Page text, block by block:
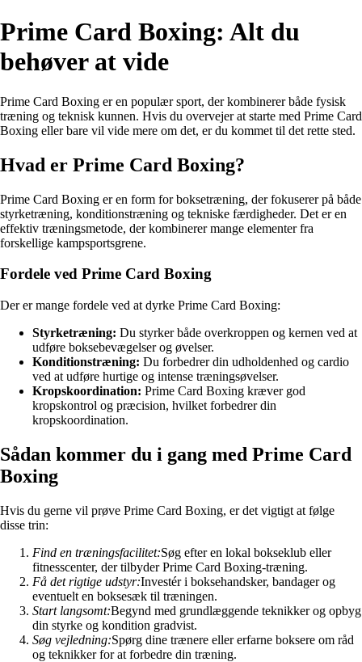
Prime Card Boxing: Alt du
behøver at vide
Prime Card Boxing er en populær sport, der kombinerer både fysisk
træning og teknisk kunnen. Hvis du overvejer at starte med Prime Card
Boxing eller bare vil vide mere om det, er du kommet til det rette sted.
Hvad er Prime Card Boxing?
Prime Card Boxing er en form for boksetræning, der fokuserer på både
styrketræning, konditionstræning og tekniske færdigheder. Det er en
effektiv træningsmetode, der kombinerer mange elementer fra
forskellige kampsportsgrene.
Fordele ved Prime Card Boxing
Der er mange fordele ved at dyrke Prime Card Boxing:
Styrketræning: Du styrker både overkroppen og kernen ved at
udføre boksebevægelser og øvelser.
Konditionstræning: Du forbedrer din udholdenhed og cardio
ved at udføre hurtige og intense træningsøvelser.
Kropskoordination: Prime Card Boxing kræver god
kropskontrol og præcision, hvilket forbedrer din
kropskoordination.
Sådan kommer du i gang med Prime Card
Boxing
Hvis du gerne vil prøve Prime Card Boxing, er det vigtigt at følge
disse trin:
Find en træningsfacilitet:Søg efter en lokal bokseklub eller
fitnesscenter, der tilbyder Prime Card Boxing-træning.
Få det rigtige udstyr:Investér i boksehandsker, bandager og
eventuelt en boksesæk til træningen.
Start langsomt:Begynd med grundlæggende teknikker og opbyg
din styrke og kondition gradvist.
Søg vejledning:Spørg dine trænere eller erfarne boksere om råd
og teknikker for at forbedre din træning.